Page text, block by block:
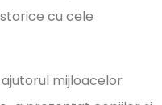
cu cele
mijloacelor